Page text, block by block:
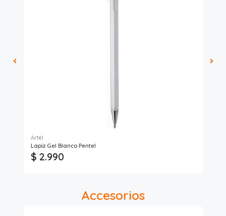
Artel
Lapiz Gel Blanco Pentel
$ 2.990
Accesorios